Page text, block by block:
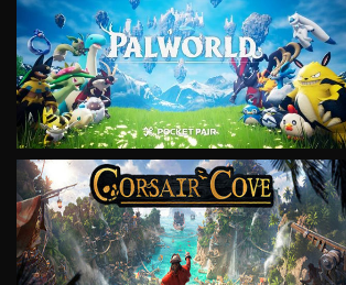
VIEW
VIEW